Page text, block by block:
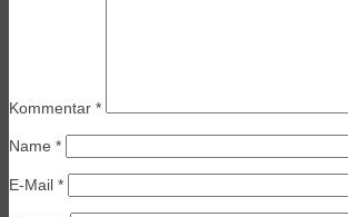
Kommentar *
Name *
E-Mail *